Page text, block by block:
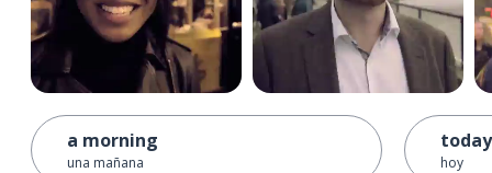
a morning
una mañana
today
hoy